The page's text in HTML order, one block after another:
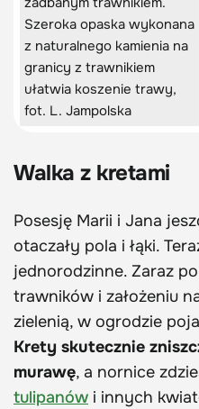
Szeroka opaska wykonana
z naturalnego kamienia na
granicy z trawnikiem
ułatwia koszenie trawy,
fot. L. Jampolska
Walka z kretami
Posesję Marii i Jana
otaczały pola i łąki.
jednorodzinne. Zaraz
trawników i założeniu
zielenią, w ogrodzie
Krety skutecznie
murawę, a nornice
tulipanów i innych